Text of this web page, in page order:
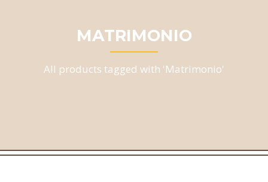
MATRIMONIO
All products tagged with 'Matrimonio'